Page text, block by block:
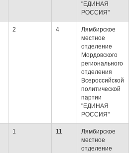
"ЕДИНАЯ
РОССИЯ"
2 4
Лямбирское
местное
отделение
Мордовского
регионального
отделения
Всероссийской
политической
партии
"ЕДИНАЯ
РОССИЯ"
1 11
Лямбирское
местное
отделение